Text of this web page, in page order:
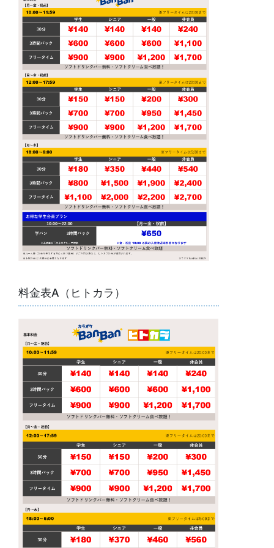
料金表A（ヒトカラ）